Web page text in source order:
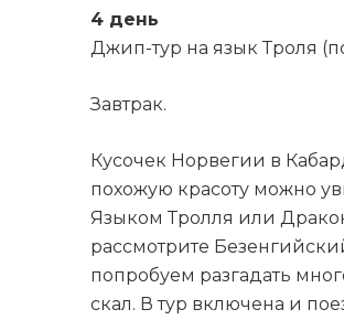
4 день
Джип-тур на язык Троля
Завтрак.
Кусочек Норвегии в
похожую красоту можно
Языком Тролля или
рассмотрите
попробуем разгадать
скал. В тур включена и